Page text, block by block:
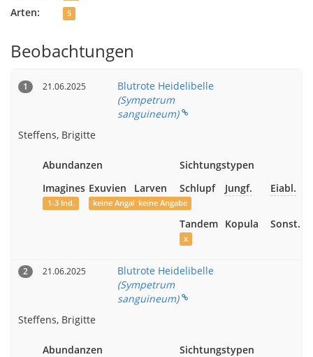
Arten:
5
Beobachtungen
1 21.06.2025
Blutrote Heidelibelle
(Sympetrum
sanguineum)
Steffens, Brigitte
Abundanzen
Imagines
1-3 Ind.
Exuvien
keine Angabe
Larven
keine Angabe
Sichtungstypen
Schlupf
Jungf. Eiabl.
Tandem
x
Kopula Sonst.
2 21.06.2025
Blutrote Heidelibelle
(Sympetrum
sanguineum)
Steffens, Brigitte
Abundanzen
Sichtungstypen